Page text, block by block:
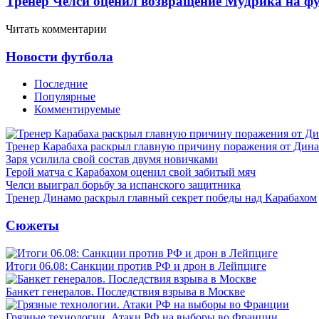
Читать комментарии
Новости футбола
Последние
Популярные
Комментируемые
Тренер Карабаха раскрыл главную причину поражения от
Заря усилила свой состав двумя новичками
Герой матча с Карабахом оценил свой забитый мяч
Челси выиграл борьбу за испанского защитника
Тренер Динамо раскрыл главный секрет победы над Карабахом
Сюжеты
Итоги 06.08: Санкции против РФ и дрон в Лейпциге
Банкет генералов. Последствия взрыва в Москве